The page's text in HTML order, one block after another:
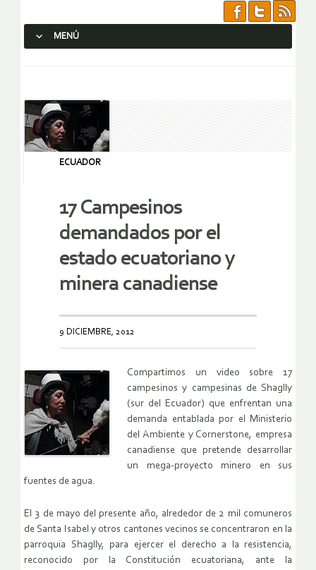
MENÚ
ECUADOR
17 Campesinos
demandados por el
estado ecuatoriano y
minera canadiense
9 DICIEMBRE, 2012
Compartimos un video sobre 17
campesinos y campesinas de Shaglly
(sur del Ecuador) que enfrentan una
demanda entablada por el Ministerio
del Ambiente y Cornerstone, empresa
canadiense que pretende desarrollar
un mega-proyecto minero en sus
fuentes de agua.
El 3 de mayo del presente año, alrededor de 2 mil comuneros
de Santa Isabel y otros cantones vecinos se concentraron en la
parroquia Shaglly, para ejercer el derecho a la resistencia,
reconocido por la Constitución ecuatoriana, ante la